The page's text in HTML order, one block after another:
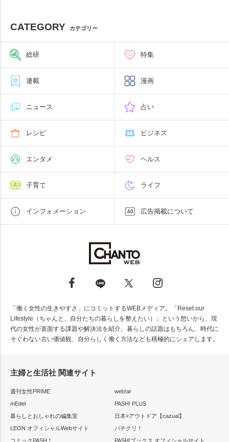
CATEGORY カテゴリー
総研 特集
連載 漫画
ニュース 占い
レシピ ビジネス
エンタメ ヘルス
子育て ライフ
インフォメーション 広告掲載について
「働く女性の生きやすさ」にコミットするWEBメディア。「Reset our
Lifestyle（ちゃんと、自分たちの暮らしを整えたい）」という想いから、現
代の女性が直面する課題や解決法を紹介。暮らしの話題はもちろん、時代に
そぐわない古い価値観、自分らしく働く方法なども積極的にシェアします。
主婦と生活社 関連サイト
週刊女性PRIME
web!ar
mEdel
PASH! PLUS
暮らしとおしゃれの編集室
日本×アウトドア【cazual】
LEON オフィシャルWebサイト
パチクリ！
コミックPASH！
PASH!ブックス オフィシャルサイト